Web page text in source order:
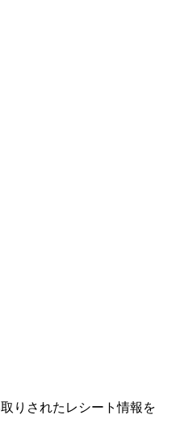
りされたレシート情報を